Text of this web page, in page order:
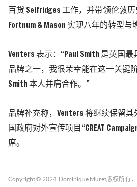
百货 Selfridges 工作，并带领伦敦
Fortnum & Mason 实现八年的转型与
Venters 表示：“Paul Smith 是英国
品牌之一，我很荣幸能在这一关键
Smith 本人并肩合作。”
品牌补充称，Venters 将继续保留
国政府对外宣传项目“GREAT
席。
Copyright © 2024 Dominique Muret版权所有